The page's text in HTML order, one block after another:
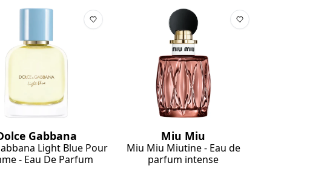
Gabbana
Light Blue Pour
- Eau De Parfum
Miu Miu
Miu Miu Miutine - Eau de
parfum intense